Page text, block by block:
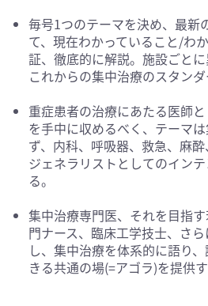
毎号1つのテーマを決め、最新
て、現在わかっていること/わ
証、徹底的に解説。施設ごとに
これからの集中治療のスタンダ
重症患者の治療にあたる医師
を手中に収めるべく、テーマ
ず、内科、呼吸器、救急、麻酔
ジェネラリストとしてのイン
る。
集中治療専門医、それを目指
門ナース、臨床工学技士、さ
し、集中治療を体系的に語り
きる共通の場(=アゴラ)を提供す